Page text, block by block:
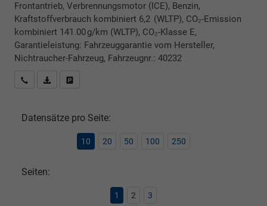
Frontantrieb, Verbrennungsmotor (ICE), Benzin,
Kraftstoffverbrauch kombiniert 6,2 (WLTP), CO₂-Emission
kombiniert 141.00 g/km (WLTP), CO₂-Klasse E,
Garantieleistung: Fahrzeuggarantie vom Hersteller,
Nichtraucher-Fahrzeug, Fahrzeugnr.: 40232
Rückrufbitte absenden
PDF-Datei, Fahrzeugexposé drucken
Datensätze pro Seite:
10 20 50 100 250
Seiten:
1 2 3